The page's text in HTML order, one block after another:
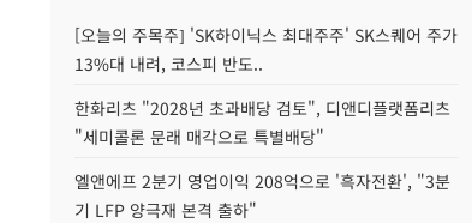
[오늘의 주목주] 'SK하이닉스 최대주주' SK스퀘어 주가
13%대 내려, 코스피 반도..
한화리츠 "2028년 초과배당 검토", 디앤디플랫폼리츠
"세미콜론 문래 매각으로 특별배당"
엘앤에프 2분기 영업이익 208억으로 '흑자전환', "3분
기 LFP 양극재 본격 출하"